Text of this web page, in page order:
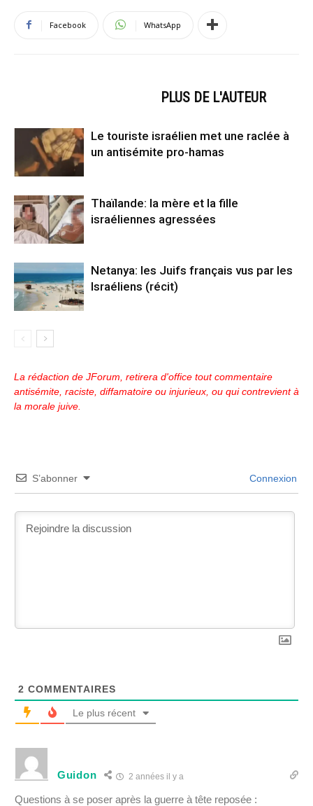
Facebook WhatsApp
PLUS DE L'AUTEUR
Le touriste israélien met une raclée à
un antisémite pro-hamas
Thaïlande: la mère et la fille
israéliennes agressées
Netanya: les Juifs français vus par les
Israéliens (récit)
La rédaction de JForum, retirera d'office tout commentaire
antisémite, raciste, diffamatoire ou injurieux, ou qui contrevient à
la morale juive.
S’abonner Connexion
2 COMMENTAIRES
Le plus récent
Guidon 2 années il y a
Questions à se poser après la guerre à tête reposée :